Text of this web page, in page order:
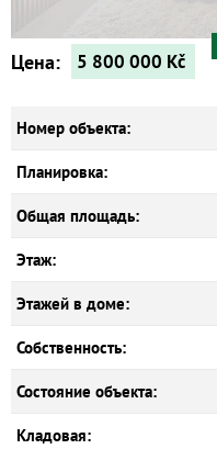
Цена: 5 800 000 Kč
Номер объекта:
Планировка:
Общая площадь:
Этаж:
Этажей в доме:
Собственность:
Состояние объекта:
Кладовая: